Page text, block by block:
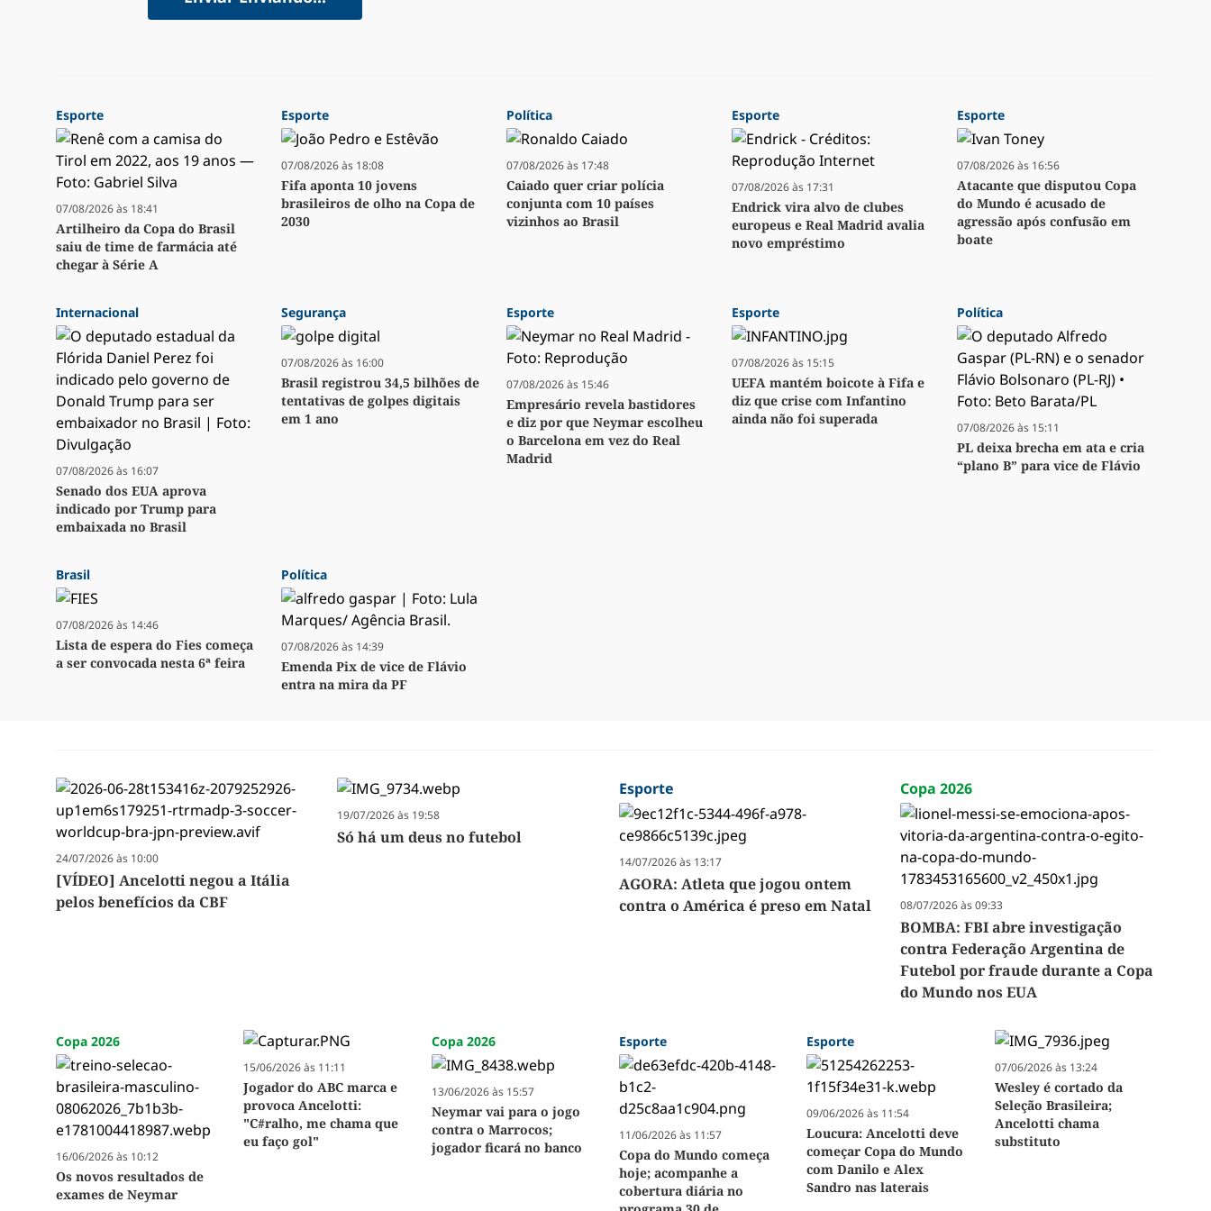
Esporte
07/08/2026 às 18:41
Artilheiro da Copa do Brasil
saiu de time de farmácia até
chegar à Série A
Esporte
07/08/2026 às 18:08
Fifa aponta 10 jovens
brasileiros de olho na Copa de
2030
Política
07/08/2026 às 17:48
Caiado quer criar polícia
conjunta com 10 países
vizinhos ao Brasil
Esporte
07/08/2026 às 17:31
Endrick vira alvo de clubes
europeus e Real Madrid avalia
novo empréstimo
Esporte
07/08/2026 às 16:56
Atacante que disputou Copa
do Mundo é acusado de
agressão após confusão em
boate
Internacional
07/08/2026 às 16:07
Senado dos EUA aprova
indicado por Trump para
embaixada no Brasil
Segurança
07/08/2026 às 16:00
Brasil registrou 34,5 bilhões de
tentativas de golpes digitais
em 1 ano
Esporte
07/08/2026 às 15:46
Empresário revela bastidores
e diz por que Neymar escolheu
o Barcelona em vez do Real
Madrid
Esporte
07/08/2026 às 15:15
UEFA mantém boicote à Fifa e
diz que crise com Infantino
ainda não foi superada
Política
07/08/2026 às 15:11
PL deixa brecha em ata e cria
“plano B” para vice de Flávio
Brasil
07/08/2026 às 14:46
Lista de espera do Fies começa
a ser convocada nesta 6ª feira
Política
07/08/2026 às 14:39
Emenda Pix de vice de Flávio
entra na mira da PF
24/07/2026 às 10:00
[VÍDEO] Ancelotti negou a Itália
pelos benefícios da CBF
19/07/2026 às 19:58
Só há um deus no futebol
Esporte
14/07/2026 às 13:17
AGORA: Atleta que jogou ontem
contra o América é preso em Natal
Copa 2026
08/07/2026 às 09:33
BOMBA: FBI abre investigação
contra Federação Argentina de
Futebol por fraude durante a Copa
do Mundo nos EUA
Copa 2026
16/06/2026 às 10:12
Os novos resultados de
exames de Neymar
15/06/2026 às 11:11
Jogador do ABC marca e
provoca Ancelotti:
"C#ralho, me chama que
eu faço gol"
Copa 2026
13/06/2026 às 15:57
Neymar vai para o jogo
contra o Marrocos;
jogador ficará no banco
Esporte
11/06/2026 às 11:57
Copa do Mundo começa
hoje; acompanhe a
cobertura diária no
Esporte
09/06/2026 às 11:54
Loucura: Ancelotti deve
começar Copa do Mundo
com Danilo e Alex
Sandro nas laterais
07/06/2026 às 13:24
Wesley é cortado da
Seleção Brasileira;
Ancelotti chama
substituto